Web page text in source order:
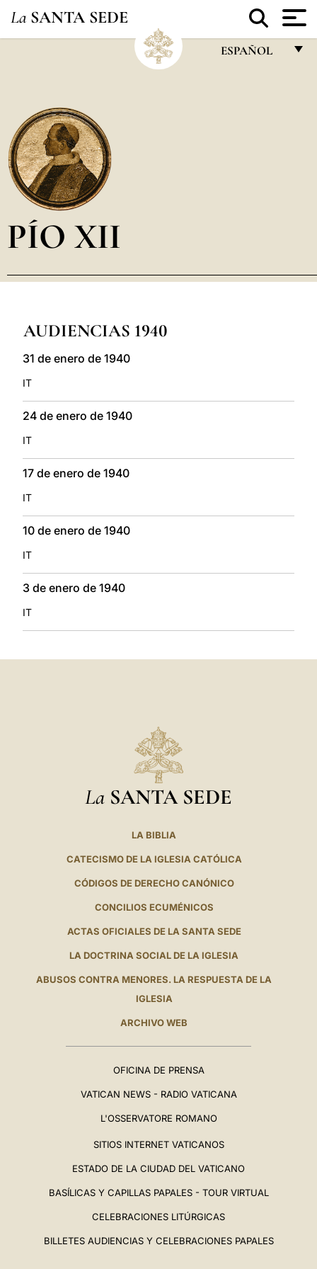
La SANTA SEDE
ESPAÑOL
العربيّة
PÍO XII
AUDIENCIAS 1940
31 de enero de 1940
IT
24 de enero de 1940
IT
17 de enero de 1940
IT
10 de enero de 1940
IT
3 de enero de 1940
IT
La SANTA SEDE
LA BIBLIA
CATECISMO DE LA IGLESIA CATÓLICA
CÓDIGOS DE DERECHO CANÓNICO
CONCILIOS ECUMÉNICOS
ACTAS OFICIALES DE LA SANTA SEDE
LA DOCTRINA SOCIAL DE LA IGLESIA
ABUSOS CONTRA MENORES. LA RESPUESTA DE LA
IGLESIA
ARCHIVO WEB
OFICINA DE PRENSA
VATICAN NEWS - RADIO VATICANA
L'OSSERVATORE ROMANO
SITIOS INTERNET VATICANOS
ESTADO DE LA CIUDAD DEL VATICANO
BASÍLICAS Y CAPILLAS PAPALES - TOUR VIRTUAL
CELEBRACIONES LITÚRGICAS
BILLETES AUDIENCIAS Y CELEBRACIONES PAPALES